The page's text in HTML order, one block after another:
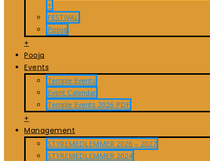
+
FESTIVAL
Pooja
+
Pooja
Events
Temple Events
Event Calendar
Temple Events 2026 PDF
+
Management
STYREMEDLEMMER 2026 – 2027
STYREMEDLEMMER 2024